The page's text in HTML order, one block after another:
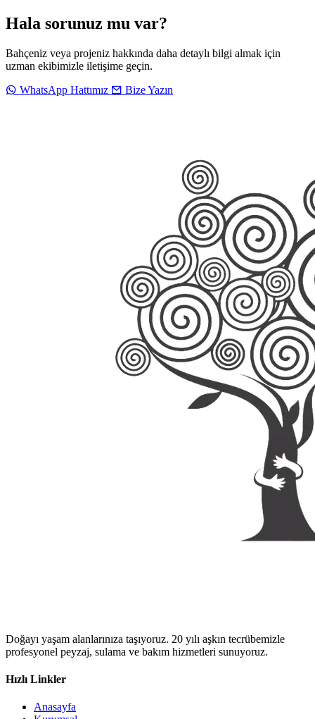
Hala sorunuz mu var?
Bahçeniz veya projeniz hakkında daha detaylı bilgi almak için
uzman ekibimizle iletişime geçin.
WhatsApp Hattımız
Bize Yazın
Doğayı yaşam alanlarınıza taşıyoruz. 20 yılı aşkın tecrübemizle
profesyonel peyzaj, sulama ve bakım hizmetleri sunuyoruz.
Hızlı Linkler
Anasayfa